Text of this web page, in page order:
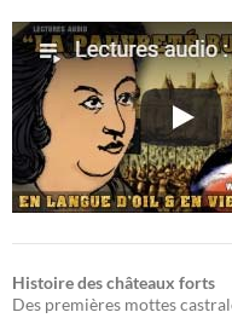
Histoire des châteaux forts
Des premières mottes